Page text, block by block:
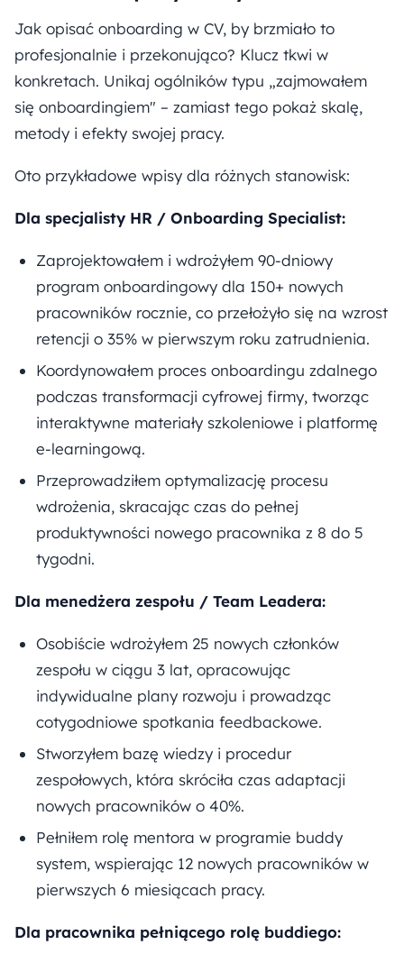
Jak opisać onboarding w CV, by brzmiało to
profesjonalnie i przekonująco? Klucz tkwi w
konkretach. Unikaj ogólników typu „zajmowałem
się onboardingiem" – zamiast tego pokaż skalę,
metody i efekty swojej pracy.
Oto przykładowe wpisy dla różnych stanowisk:
Dla specjalisty HR / Onboarding Specialist:
Zaprojektowałem i wdrożyłem 90-dniowy
program onboardingowy dla 150+ nowych
pracowników rocznie, co przełożyło się na wzrost
retencji o 35% w pierwszym roku zatrudnienia.
Koordynowałem proces onboardingu zdalnego
podczas transformacji cyfrowej firmy, tworząc
interaktywne materiały szkoleniowe i platformę
e-learningową.
Przeprowadziłem optymalizację procesu
wdrożenia, skracając czas do pełnej
produktywności nowego pracownika z 8 do 5
tygodni.
Dla menedżera zespołu / Team Leadera:
Osobiście wdrożyłem 25 nowych członków
zespołu w ciągu 3 lat, opracowując
indywidualne plany rozwoju i prowadząc
cotygodniowe spotkania feedbackowe.
Stworzyłem bazę wiedzy i procedur
zespołowych, która skróciła czas adaptacji
nowych pracowników o 40%.
Pełniłem rolę mentora w programie buddy
system, wspierając 12 nowych pracowników w
pierwszych 6 miesiącach pracy.
Dla pracownika pełniącego rolę buddiego: